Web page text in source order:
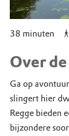
38 minuten
Over
Ga op
slingert hier
Regge bieden
bijzondere